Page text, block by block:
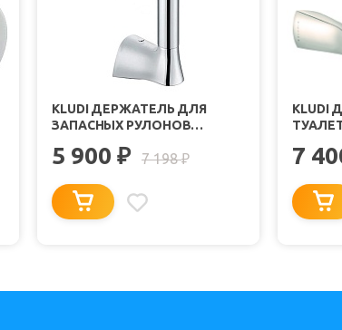
KLUDI ДЕРЖАТЕЛЬ ДЛЯ
ЗАПАСНЫХ РУЛОНОВ
5 900 ₽ 7 198₽
KLUDI
7